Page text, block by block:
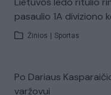
pasaulio 1A diviziono
Žinios Sportas
Po Dariaus
varžovui